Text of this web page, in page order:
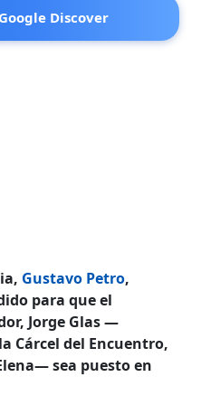
Discover
Gustavo Petro,
para que el
Jorge Glas —
Cárcel del Encuentro,
sea puesto en